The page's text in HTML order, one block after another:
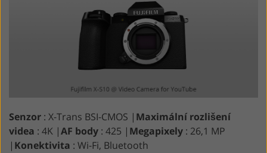
Senzor : X-Trans BSI-CMOS | Maximální rozlišení
videa : 4K |AF body : 425 | Megapixely : 26,1 MP
| Konektivita : Wi-Fi, Bluetooth